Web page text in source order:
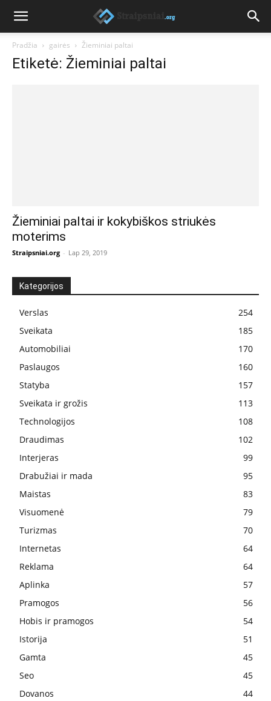
Pradžia gairės Žieminiai paltai
Etiketė: Žieminiai paltai
Žieminiai paltai ir kokybiškos striukės
moterims
Straipsniai.org - Lap 29, 2019
Kategorijos
Verslas
254
Sveikata
185
Automobiliai
170
Paslaugos
160
Statyba
157
Sveikata ir grožis
113
Technologijos
108
Draudimas
102
Interjeras
99
Drabužiai ir mada
95
Maistas
83
Visuomenė
79
Turizmas
70
Internetas
64
Reklama
64
Aplinka
57
Pramogos
56
Hobis ir pramogos
54
Istorija
51
Gamta
45
Seo
45
Dovanos
44